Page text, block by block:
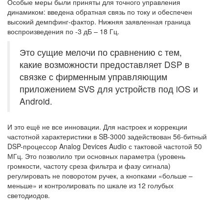
Особые меры были приняты для точного управления
динамиком: введена обратная связь по току и обеспечен
высокий демпфинг-фактор. Нижняя заявленная граница
воспроизведения по -3 дБ – 18 Гц.
Это сущие мелочи по сравнению с тем,
какие возможности предоставляет DSP в
связке с фирменным управляющим
приложением SVS для устройств под iOS и
Android.
И это ещё не все инновации. Для настроек и коррекции
частотной характеристики в SB-3000 задействован 56-битный
DSP-процессор Analog Devices Audio с тактовой частотой 50
МГц. Это позволило три основных параметра (уровень
громкости, частоту среза фильтра и фазу сигнала)
регулировать не поворотом ручек, а кнопками «больше –
меньше» и контролировать по шкале из 12 голубых
светодиодов.